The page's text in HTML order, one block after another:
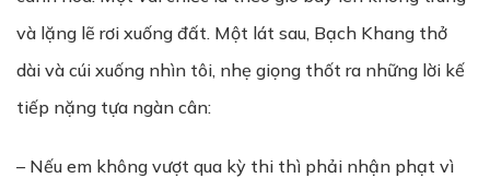
và lặng lẽ rơi xuống đất. Một lát sau, Bạch Khang thở
dài và cúi xuống nhìn tôi, nhẹ giọng thốt ra những lời kế
tiếp nặng tựa ngàn cân:
– Nếu em không vượt qua kỳ thi thì phải nhận phạt vì